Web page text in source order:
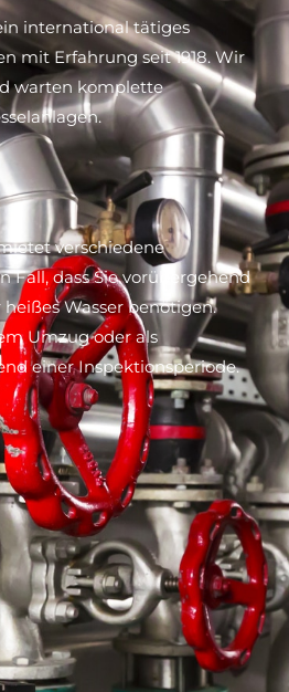
international tätiges
mit Erfahrung seit 1918. Wir
warten komplette
verschiedene
Fall, dass Sie vorübergehend
Wasser benötigen.
Umzug oder als
einer Inspektionsperiode.